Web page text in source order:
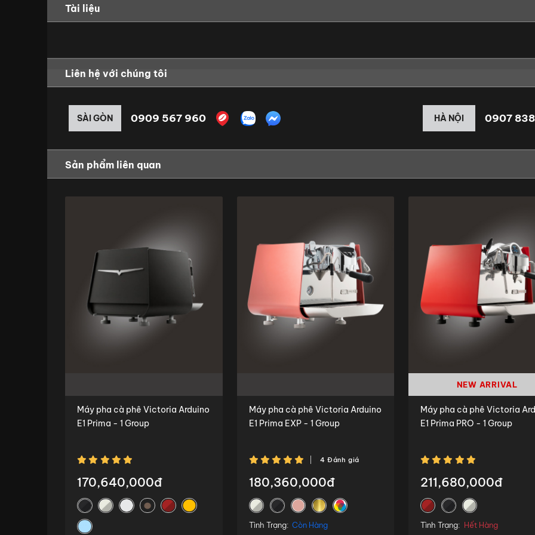
Tài liệu
Liên hệ với chúng tôi
SÀI GÒN 0909 567 960 HÀ NỘI 0907
Sản phẩm liên quan
Máy pha cà phê Victoria Arduino
E1 Prima - 1 Group
170,640,000đ
Máy pha cà phê Victoria Arduino
E1 Prima EXP - 1 Group
4 Đánh giá
180,360,000đ
Tình Trạng: Còn Hàng
NEW ARRIVAL
Máy pha cà phê Victoria
E1 Prima PRO - 1 Group
211,680,000đ
Tình Trạng: Hết Hàng